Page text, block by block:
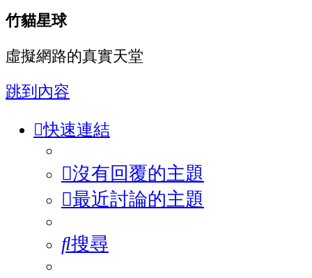
竹貓星球
虛擬網路的真實天堂
跳到內容
快速連結
沒有回覆的主題
最近討論的主題
搜尋